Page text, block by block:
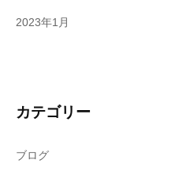
2023年1月
カテゴリー
ブログ